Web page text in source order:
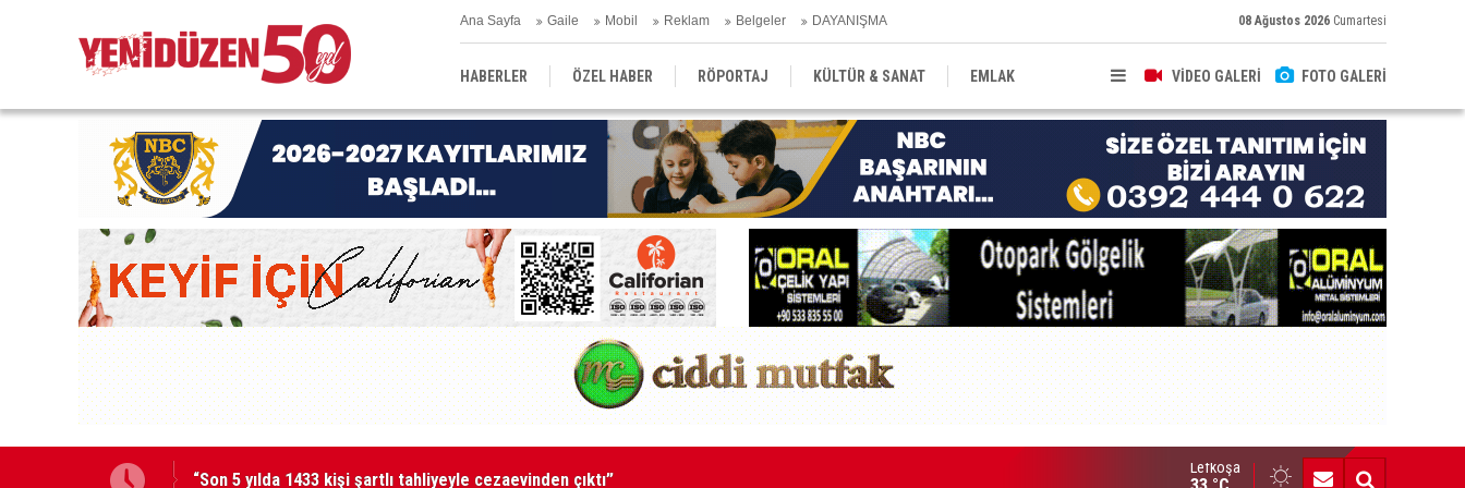
Ana Sayfa Gaile Mobil Reklam Belgeler DAYANIŞMA 08 Ağustos 2026 Cumartesi
VİDEO GALERİ FOTO GALERİ
HABERLER ÖZEL HABER RÖPORTAJ KÜLTÜR & SANAT EMLAK
EĞİTİM YEREL YÖNETİM DERGİLER SEKTÖR
48 araç trafikten men edildi, 3 sürücü tutuklandı Kaldırıma düşen scooter sürücüsü yaralandı
Lefkoşa